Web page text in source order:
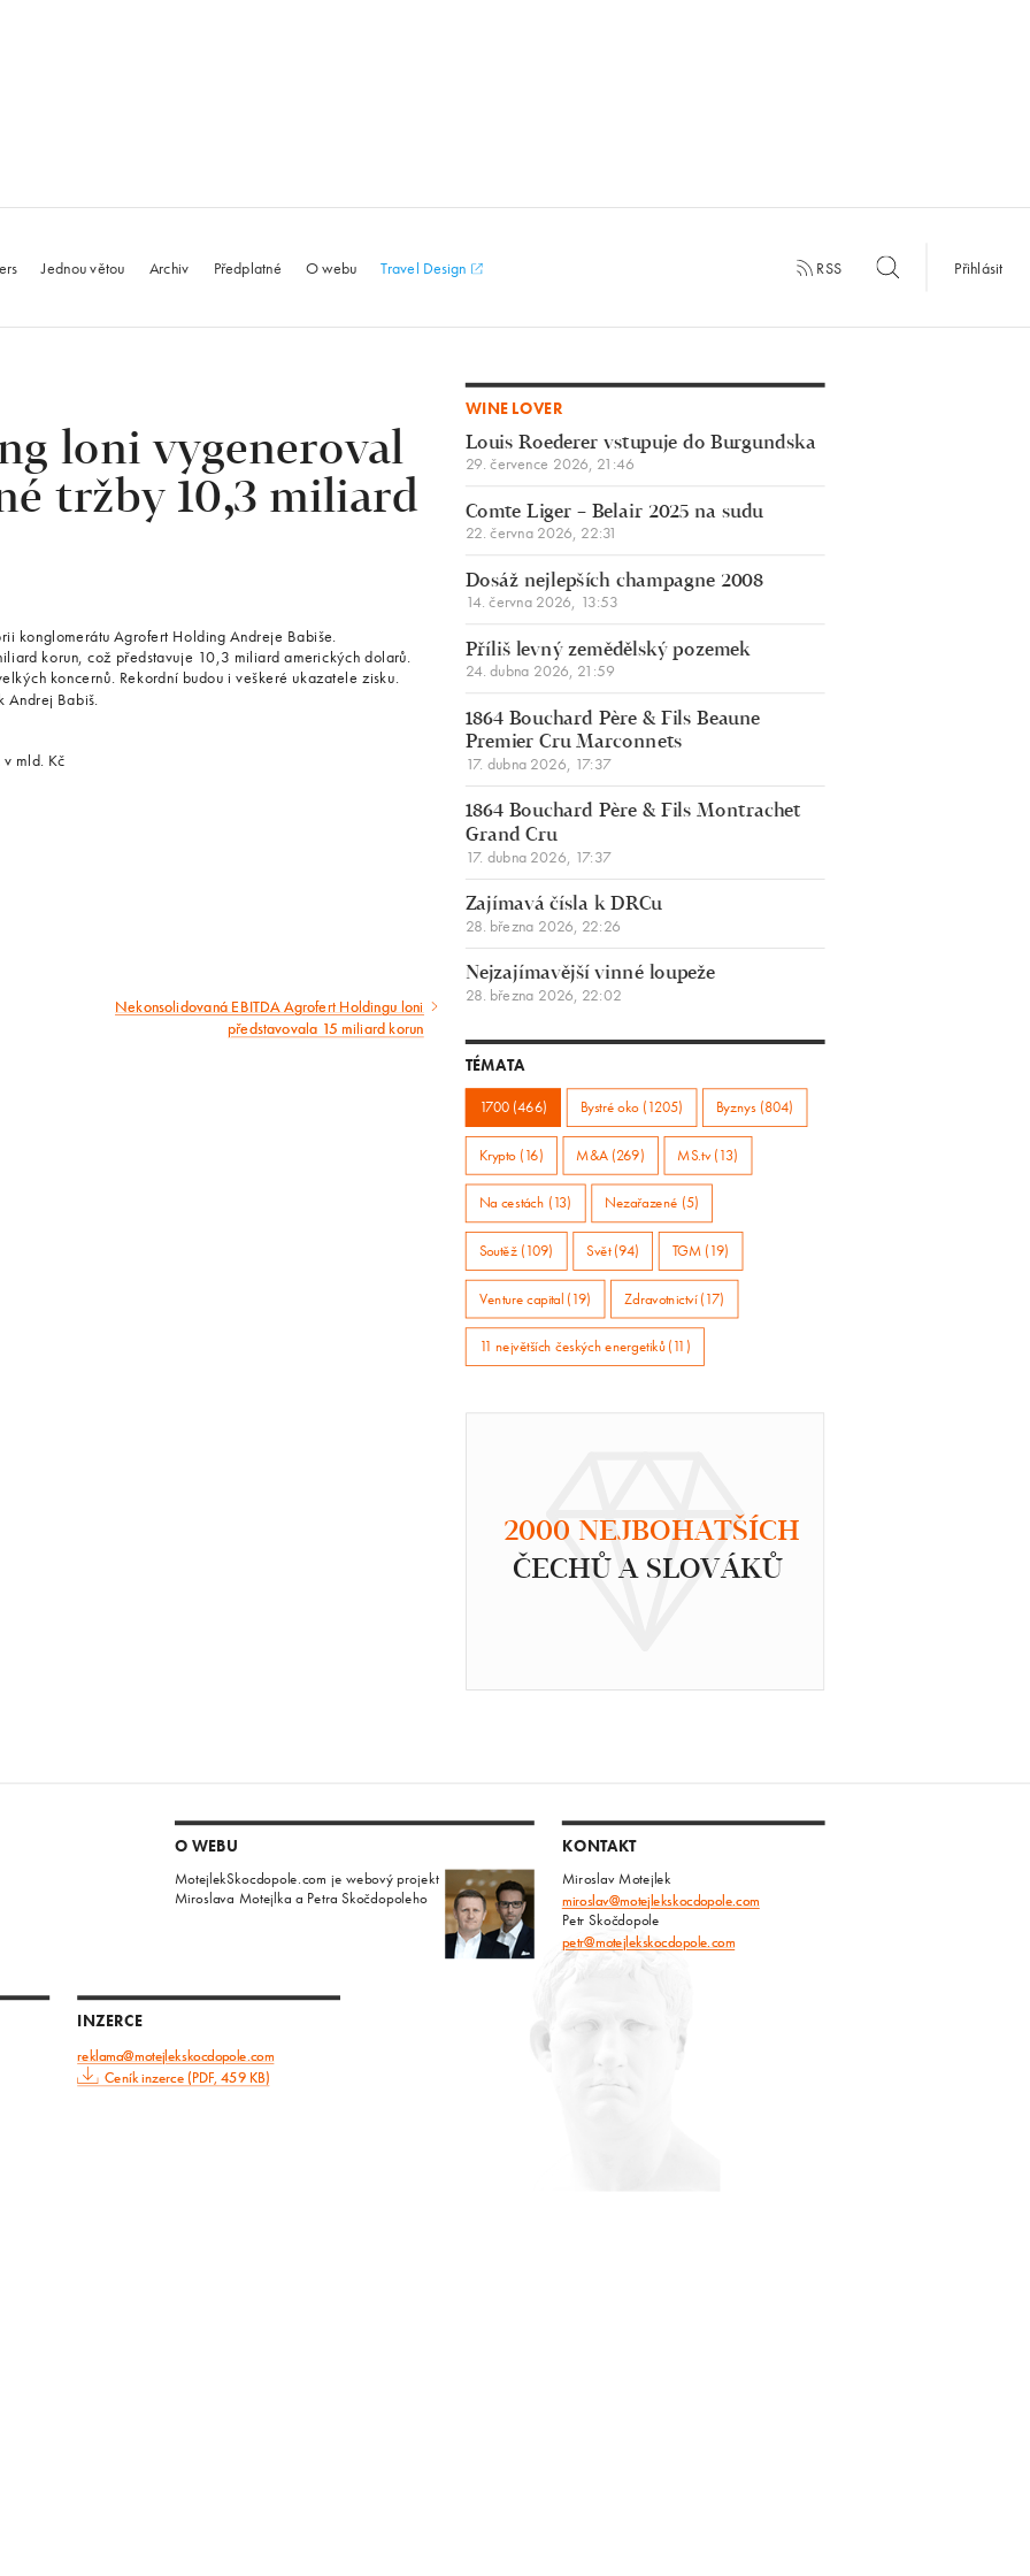
Jednou větou Archiv Předplatné O webu Travel Design RSS Přihlásit
loni vygeneroval
tržby 10,3 miliard
konglomerátu Agrofert Holding Andreje Babiše.
korun, což představuje 10,3 miliard amerických dolarů.
koncernů. Rekordní budou i veškeré ukazatele zisku.
Andrej Babiš.
mld. Kč
Následující
Nekonsolidovaná EBITDA Agrofert Holdingu loni
představovala 15 miliard korun
WINE LOVER
Louis Roederer vstupuje do Burgundska
29. července 2026, 21:46
Comte Liger – Belair 2025 na sudu
22. června 2026, 22:31
Dosáž nejlepších champagne 2008
14. června 2026, 13:53
Příliš levný zemědělský pozemek
24. dubna 2026, 21:59
1864 Bouchard Père & Fils Beaune
Premier Cru Marconnets
17. dubna 2026, 17:37
1864 Bouchard Père & Fils Montrachet
Grand Cru
17. dubna 2026, 17:37
Zajímavá čísla k DRCu
28. března 2026, 22:26
Nejzajímavější vinné loupeže
28. března 2026, 22:02
TÉMATA
1700 (466) Bystré oko (1205) Byznys (804)
Krypto (16) M&A (269) MS.tv (13)
Na cestách (13) Nezařazené (5)
Soutěž (109) Svět (94) TGM (19)
Venture capital (19) Zdravotnictví (17)
11 největších českých energetiků (11)
2000 NEJBOHATŠÍCH
ČECHŮ A SLOVÁKŮ
O WEBU
MotejlekSkocdopole.com je webový projekt
Miroslava Motejlka a Petra Skočdopoleho
KONTAKT
Miroslav Motejlek
miroslav@motejlekskocdopole.com
Petr Skočdopole
petr@motejlekskocdopole.com
INZERCE
reklama@motejlekskocdopole.com
Ceník inzerce (PDF, 459 KB)